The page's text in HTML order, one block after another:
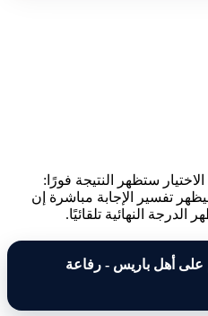
ستظهر النتيجة فورًا:
تفسير الإجابة مباشرة إن
النهائية تلقائيًا.
على أهل باريس - رفاعة